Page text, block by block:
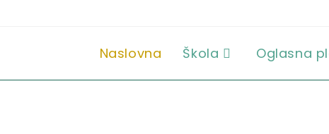
Naslovna Škola Oglasna